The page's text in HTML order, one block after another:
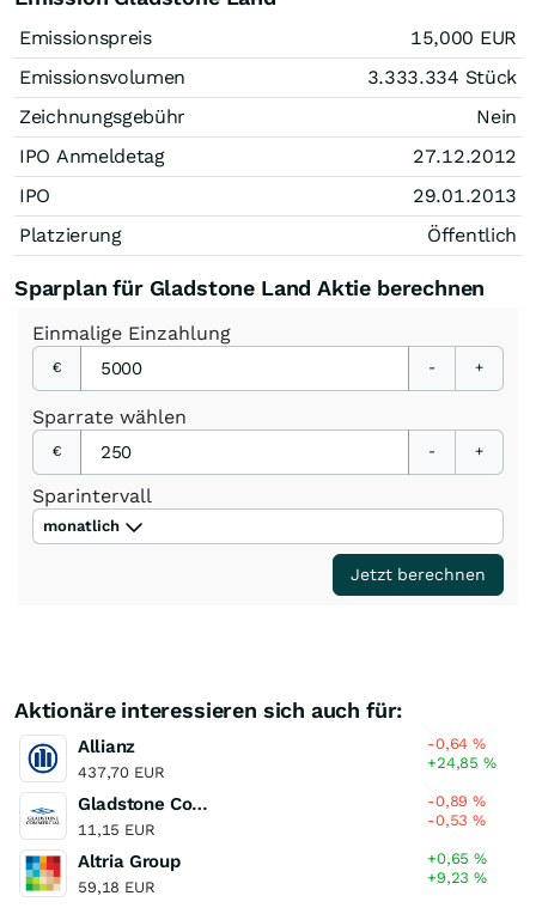
Emissionspreis 15,000 EUR
Emissionsvolumen
3.333.334 Stück
Zeichnungsgebühr
Nein
IPO Anmeldetag
27.12.2012
IPO
29.01.2013
Platzierung
Öffentlich
Sparplan für Gladstone Land Aktie berechnen
Einmalige Einzahlung
€ - +
Sparrate wählen
€ - +
Sparintervall
monatlich
Jetzt berechnen
Aktionäre interessieren sich auch für:
Allianz
437,70 EUR
-0,64%
+24,85%
Gladstone Commercial
11,15 EUR
-0,89%
-0,53%
Altria Group
59,18 EUR
+0,65%
+9,23%